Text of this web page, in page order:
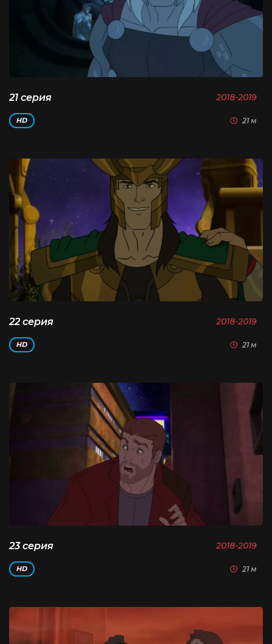
21 серия 2018-2019
HD 21 м
22 серия 2018-2019
HD 21 м
23 серия 2018-2019
HD 21 м